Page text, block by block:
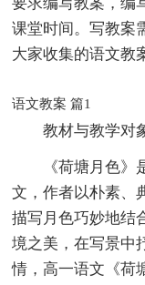
要求编写教案，编
课堂时间。写教案
大家收集的语文教
语文教案 篇1
教材与教学对
《荷塘月色
文，作者以朴素、
描写月色巧妙地结
境之美，在写景中
情，高一语文《荷